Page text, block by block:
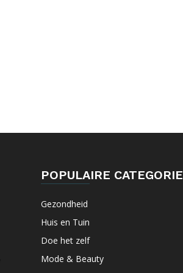
POPULAIRE CATEGORIE
Gezondheid
Huis en Tuin
Doe het zelf
Mode & Beauty